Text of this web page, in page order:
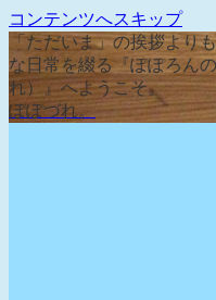
コンテンツへスキップ
「ただいま」の挨拶より
な日常を綴る『ぽぽろん
れ）』へようこそ。
ぽぽづれ。